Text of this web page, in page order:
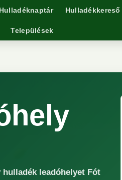
Hulladéknaptár Hulladékkereső
Települések
leadóhelyet Fót